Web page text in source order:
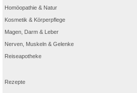
Homöopathie & Natur
Kosmetik & Körperpflege
Magen, Darm & Leber
Nerven, Muskeln & Gelenke
Reiseapotheke
Rezepte